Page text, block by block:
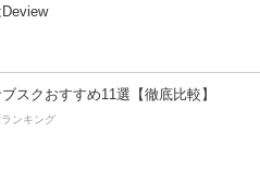
スクおすすめ11選【徹底比較】
ンキング